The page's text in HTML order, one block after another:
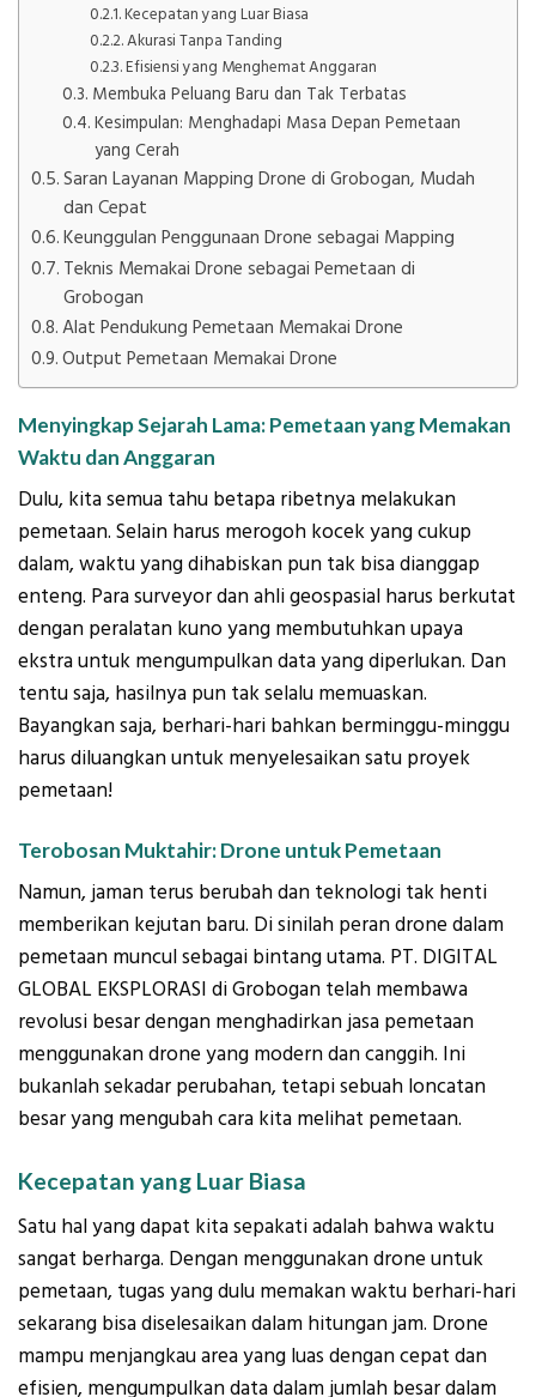
Kecepatan yang Luar Biasa
Akurasi Tanpa Tanding
Efisiensi yang Menghemat Anggaran
Membuka Peluang Baru dan Tak Terbatas
Kesimpulan: Menghadapi Masa Depan Pemetaan
yang Cerah
Saran Layanan Mapping Drone di Grobogan, Mudah
dan Cepat
Keunggulan Penggunaan Drone sebagai Mapping
Teknis Memakai Drone sebagai Pemetaan di
Grobogan
Alat Pendukung Pemetaan Memakai Drone
Output Pemetaan Memakai Drone
Menyingkap Sejarah Lama: Pemetaan yang Memakan
Waktu dan Anggaran
Dulu, kita semua tahu betapa ribetnya melakukan
pemetaan. Selain harus merogoh kocek yang cukup
dalam, waktu yang dihabiskan pun tak bisa dianggap
enteng. Para surveyor dan ahli geospasial harus berkutat
dengan peralatan kuno yang membutuhkan upaya
ekstra untuk mengumpulkan data yang diperlukan. Dan
tentu saja, hasilnya pun tak selalu memuaskan.
Bayangkan saja, berhari-hari bahkan berminggu-minggu
harus diluangkan untuk menyelesaikan satu proyek
pemetaan!
Terobosan Muktahir: Drone untuk Pemetaan
Namun, jaman terus berubah dan teknologi tak henti
memberikan kejutan baru. Di sinilah peran drone dalam
pemetaan muncul sebagai bintang utama. PT. DIGITAL
GLOBAL EKSPLORASI di Grobogan telah membawa
revolusi besar dengan menghadirkan jasa pemetaan
menggunakan drone yang modern dan canggih. Ini
bukanlah sekadar perubahan, tetapi sebuah loncatan
besar yang mengubah cara kita melihat pemetaan.
Kecepatan yang Luar Biasa
Satu hal yang dapat kita sepakati adalah bahwa waktu
sangat berharga. Dengan menggunakan drone untuk
pemetaan, tugas yang dulu memakan waktu berhari-hari
sekarang bisa diselesaikan dalam hitungan jam. Drone
mampu menjangkau area yang luas dengan cepat dan
efisien, mengumpulkan data dalam jumlah besar dalam